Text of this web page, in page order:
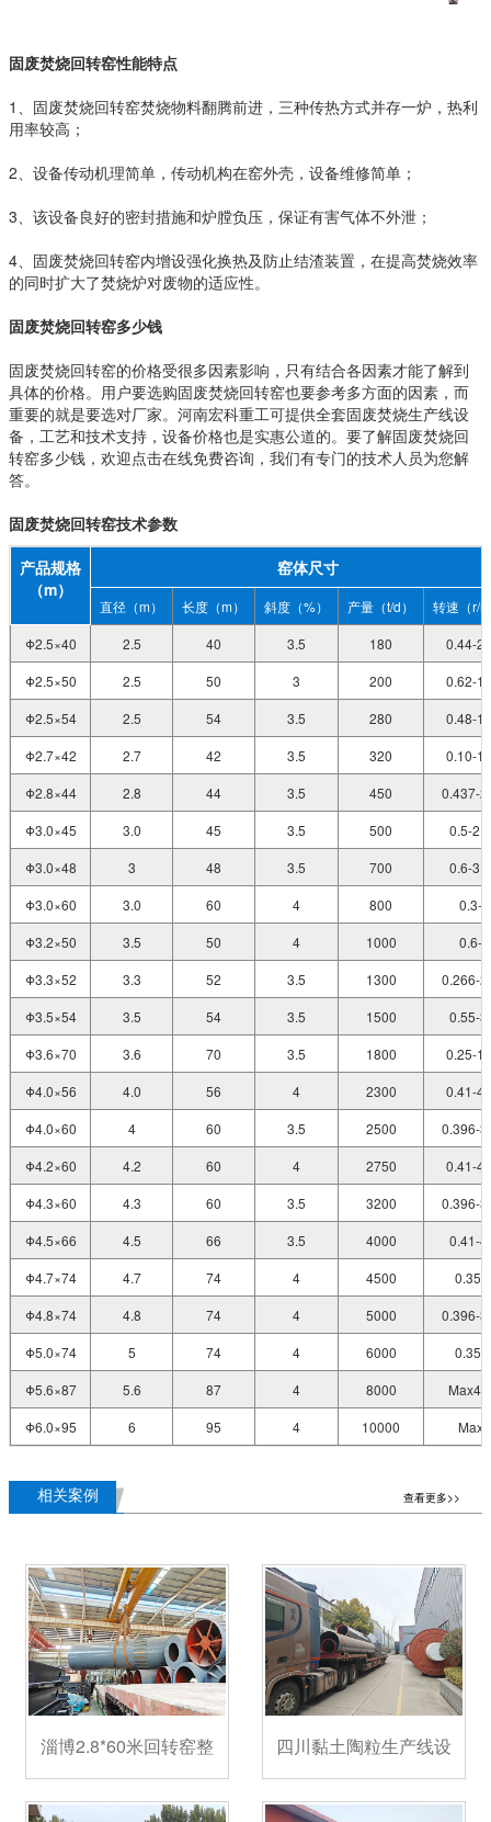
固废焚烧回转窑性能特点
1、固废焚烧回转窑焚烧物料翻腾前进，三种传热方式并存一炉，热利
用率较高；
2、设备传动机理简单，传动机构在窑外壳，设备维修简单；
3、该设备良好的密封措施和炉膛负压，保证有害气体不外泄；
4、固废焚烧回转窑内增设强化换热及防止结渣装置，在提高焚烧效率
的同时扩大了焚烧炉对废物的适应性。
固废焚烧回转窑多少钱
固废焚烧回转窑的价格受很多因素影响，只有结合各因素才能了解到
具体的价格。用户要选购固废焚烧回转窑也要参考多方面的因素，而
重要的就是要选对厂家。河南宏科重工可提供全套固废焚烧生产线设
备，工艺和技术支持，设备价格也是实惠公道的。要了解固废焚烧回
转窑多少钱，欢迎点击在线免费咨询，我们有专门的技术人员为您解
答。
固废焚烧回转窑技术参数
产品规格
（m）
窑体尺寸
直径（m） 长度（m） 斜度（%） 产量（t/d）
转速（r/
Φ2.5×40
2.5 40 3.5 180
0.44-
Φ2.5×50
2.5 50 3 200
0.62-
Φ2.5×54
2.5 54 3.5 280
0.48-
Φ2.7×42
2.7 42 3.5 320
0.10-
Φ2.8×44
2.8 44 3.5 450
0.437-
Φ3.0×45
3.0 45 3.5 500
0.5-
Φ3.0×48
3 48 3.5 700
0.6-
Φ3.0×60
3.0 60 4 800
0.3-2
Φ3.2×50
3.5 50 4 1000
0.6-3
Φ3.3×52
3.3 52 3.5 1300
0.266-
Φ3.5×54
3.5 54 3.5 1500
0.55-
Φ3.6×70
3.6 70 3.5 1800
0.25-
Φ4.0×56
4.0 56 4 2300
0.41-
Φ4.0×60
4 60 3.5 2500
0.396-
Φ4.2×60
4.2 60 4 2750
0.41-
Φ4.3×60
4.3 60 3.5 3200
0.396-
Φ4.5×66
4.5 66 3.5 4000
0.41-
Φ4.7×74
4.7 74 4 4500
0.35-
Φ4.8×74
4.8 74 4 5000
0.396-
Φ5.0×74
5 74 4 6000
0.35-
Φ5.6×87
5.6 87 4 8000
Φ6.0×95
6 95 4 10000 Max5
相关案例 查看更多>>
淄博2.8*60米回转窑整 四川黏土陶粒生产线设